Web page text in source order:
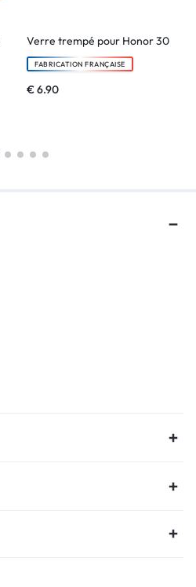
Verre trempé pour Honor 30
FABRICATION FRANÇAISE
€6.90